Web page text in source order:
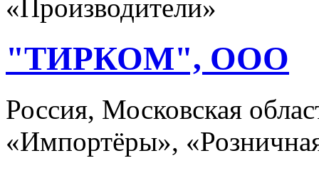
«Производители»
"ТИРКОМ", ООО
Россия, Московская
«Импортёры»,